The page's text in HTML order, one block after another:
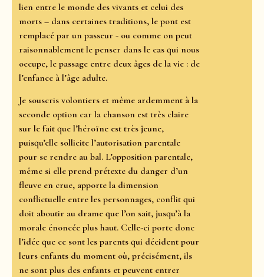
lien entre le monde des vivants et celui des
morts – dans certaines traditions, le pont est
remplacé par un passeur - ou comme on peut
raisonnablement le penser dans le cas qui nous
occupe, le passage entre deux âges de la vie : de
l’enfance à l’âge adulte.
Je souscris volontiers et même ardemment à la
seconde option car la chanson est très claire
sur le fait que l’héroïne est très jeune,
puisqu’elle sollicite l’autorisation parentale
pour se rendre au bal. L’opposition parentale,
même si elle prend prétexte du danger d’un
fleuve en crue, apporte la dimension
conflictuelle entre les personnages, conflit qui
doit aboutir au drame que l’on sait, jusqu’à la
morale énoncée plus haut. Celle-ci porte donc
l’idée que ce sont les parents qui décident pour
leurs enfants du moment où, précisément, ils
ne sont plus des enfants et peuvent entrer